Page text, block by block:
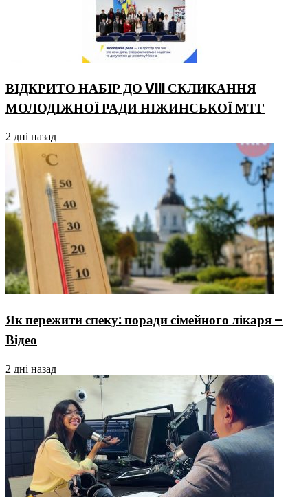
ВІДКРИТО НАБІР ДО VIII СКЛИКАННЯ
МОЛОДІЖНОЇ РАДИ НІЖИНСЬКОЇ МТГ
2 дні назад
Як пережити спеку: поради сімейного лікаря –
Відео
2 дні назад